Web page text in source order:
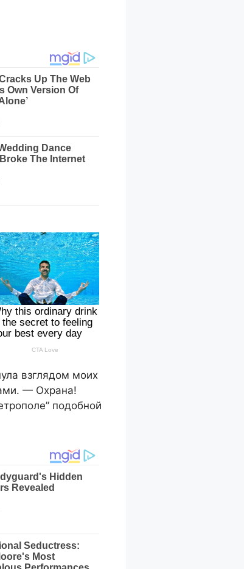
взглядом моих
— Охрана!
подобной